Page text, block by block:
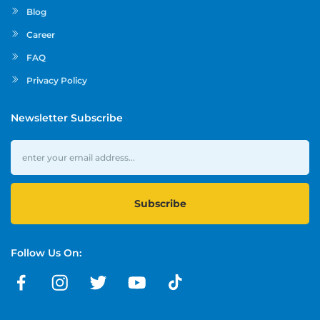
Blog
Career
FAQ
Privacy Policy
Newsletter Subscribe
Subscribe
Follow Us On: